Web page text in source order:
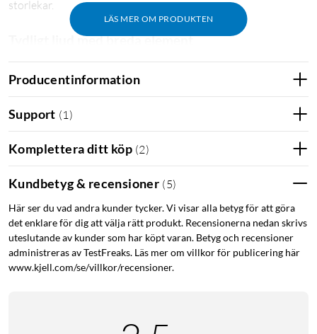
LÄS MER OM PRODUKTEN
storlekar.
Tydligt ljud med breda element
De ovanligt breda 12×17 mm-elementen med titanbelagt
membran ger fylligt och detaljerat ljud trots den öppna
konstruktionen. 3D-ljudläget skapar en bredare ljudbild, och
riktad akustik minskar läckaget till omgivningen.
Lång batteritid och snabbladdning
Laddningsfodralet förlänger den totala speltiden till 30
timmar. Behöver du snabbt fylla på räcker 10 minuters
laddning till 3 timmars uppspelning.
Smidiga samtal och multipoint
Producentinformation
Support (1 )
Komplettera ditt köp (2)
Kundbetyg & recensioner (5)
Här ser du vad andra kunder tycker. Vi visar alla betyg för att göra
det enklare för dig att välja rätt produkt. Recensionerna nedan skrivs
uteslutande av kunder som har köpt varan. Betyg och recensioner
administreras av TestFreaks. Läs mer om villkor för publicering här
www.kjell.com/se/villkor/recensioner.